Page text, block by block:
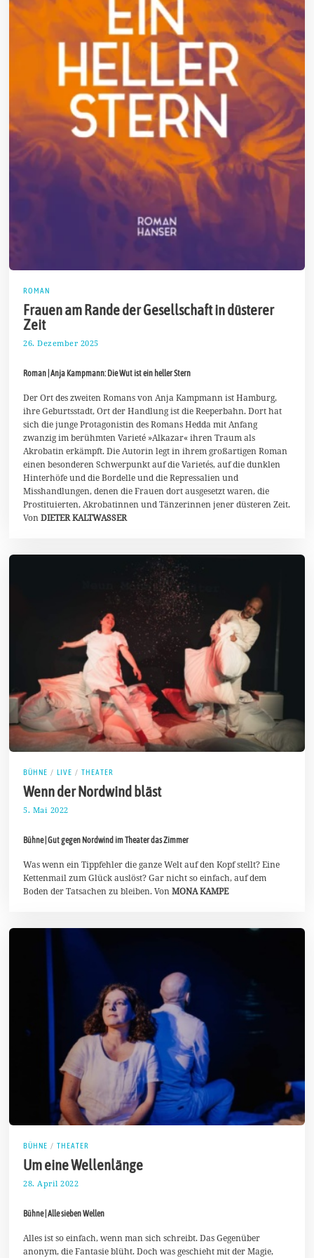
ROMAN
Frauen am Rande der Gesellschaft in düsterer
Zeit
26. Dezember 2025
a
u
a
r
2
0
2
6
Roman | Anja Kampmann: Die Wut ist ein heller Stern
Der Ort des zweiten Romans von Anja Kampmann ist Hamburg,
ihre Geburtsstadt, Ort der Handlung ist die Reeperbahn. Dort hat
sich die junge Protagonistin des Romans Hedda mit Anfang
zwanzig im berühmten Varieté »Alkazar« ihren Traum als
Akrobatin erkämpft. Die Autorin legt in ihrem großartigen Roman
einen besonderen Schwerpunkt auf die Varietés, auf die dunklen
Hinterhöfe und die Bordelle und die Repressalien und
Misshandlungen, denen die Frauen dort ausgesetzt waren, die
Prostituierten, Akrobatinnen und Tänzerinnen jener düsteren Zeit.
VonDIETER KALTWASSER
BÜHNE / LIVE / THEATER
Wenn der Nordwind bläst
5. Mai 2022
a
2
2
2
Bühne | Gut gegen Nordwind im Theater das Zimmer
Was wenn ein Tippfehler die ganze Welt auf den Kopf stellt? Eine
Kettenmail zum Glück auslöst? Gar nicht so einfach, auf dem
Boden der Tatsachen zu bleiben. VonMONA KAMPE
BÜHNE / THEATER
Um eine Wellenlänge
28. April 2022
a
2
0
Bühne | Alle sieben Wellen
Alles ist so einfach, wenn man sich schreibt. Das Gegenüber
anonym, die Fantasie blüht. Doch was geschieht mit der Magie,